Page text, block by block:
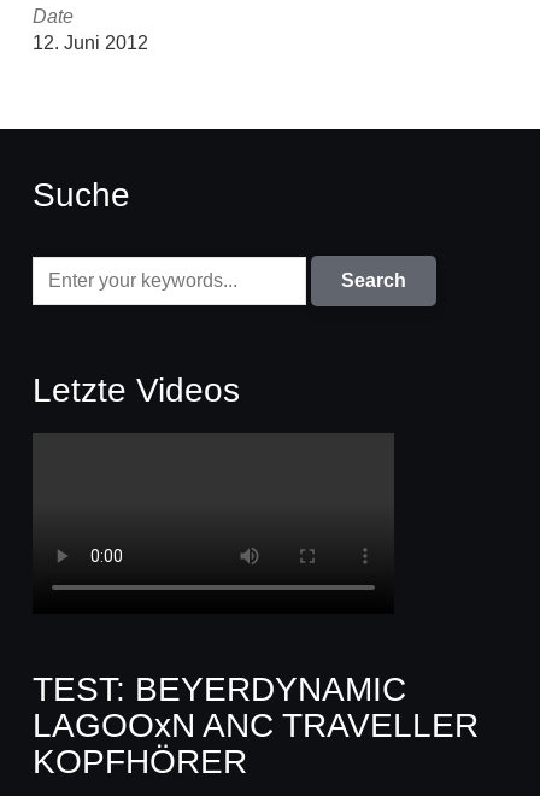
Date
12. Juni 2012
Suche
Letzte Videos
TEST: BEYERDYNAMIC
LAGOOxN ANC TRAVELLER
KOPFHÖRER